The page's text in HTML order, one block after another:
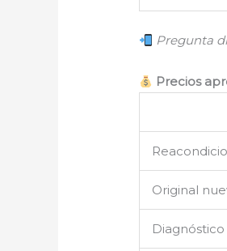
Pregunta
Precios
Original